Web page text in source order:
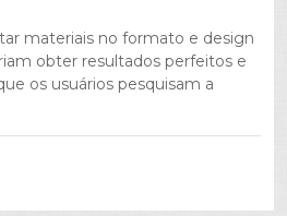
materiais no formato e design
obter resultados perfeitos e
os usuários pesquisam a